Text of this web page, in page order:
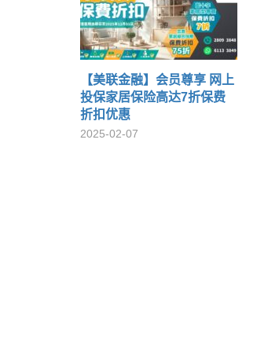
【美联金融】会员尊享 网上
投保家居保险高达7折保费
折扣优惠
2025-02-07